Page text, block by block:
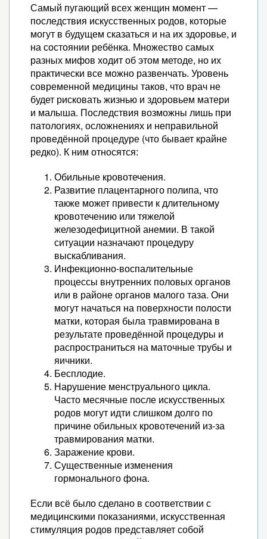
Самый пугающий всех женщин момент —
последствия искусственных родов, которые
могут в будущем сказаться и на их здоровье, и
на состоянии ребёнка. Множество самых
разных мифов ходит об этом методе, но их
практически все можно развенчать. Уровень
современной медицины таков, что врач не
будет рисковать жизнью и здоровьем матери
и малыша. Последствия возможны лишь при
патологиях, осложнениях и неправильной
проведённой процедуре (что бывает крайне
редко). К ним относятся:
Обильные кровотечения.
Развитие плацентарного полипа, что
также может привести к длительному
кровотечению или тяжелой
железодефицитной анемии. В такой
ситуации назначают процедуру
выскабливания.
Инфекционно-воспалительные
процессы внутренних половых органов
или в районе органов малого таза. Они
могут начаться на поверхности полости
матки, которая была травмирована в
результате проведённой процедуры и
распространиться на маточные трубы и
яичники.
Бесплодие.
Нарушение менструального цикла.
Часто месячные после искусственных
родов могут идти слишком долго по
причине обильных кровотечений из-за
травмирования матки.
Заражение крови.
Существенные изменения
гормонального фона.
Если всё было сделано в соответствии с
медицинскими показаниями, искусственная
стимуляция родов представляет собой